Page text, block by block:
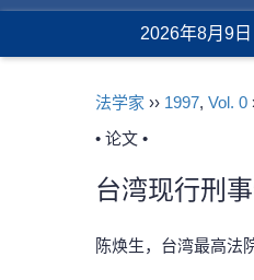
2026年8月9日
法学家 ›› 1997, Vol. 0
• 论文 •
台湾现行刑
陈焕生，台湾最高